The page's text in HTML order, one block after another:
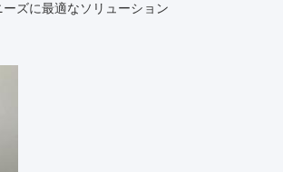
ズに最適なソリューション